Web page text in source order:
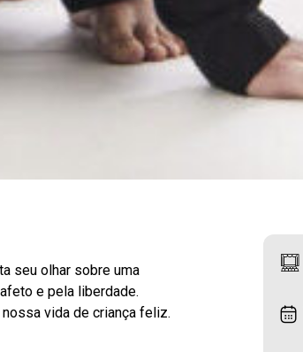
seu olhar sobre uma
e pela liberdade.
vida de criança feliz.